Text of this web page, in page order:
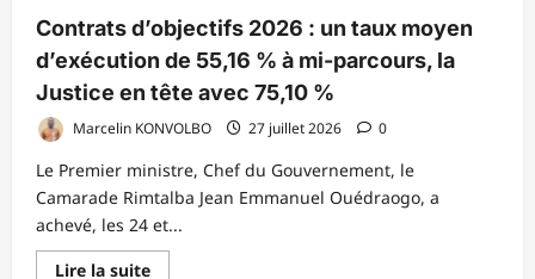
du
nouveau
Code
des
personnes
et
de
la
Contrats d’objectifs 2026 : un taux moyen
d’exécution de 55,16 % à mi-parcours, la
Justice en tête avec 75,10 %
Marcelin KONVOLBO 27 juillet 2026 0
Le Premier ministre, Chef du Gouvernement, le
Camarade Rimtalba Jean Emmanuel Ouédraogo, a
achevé, les 24 et...
Lire la suiteEn